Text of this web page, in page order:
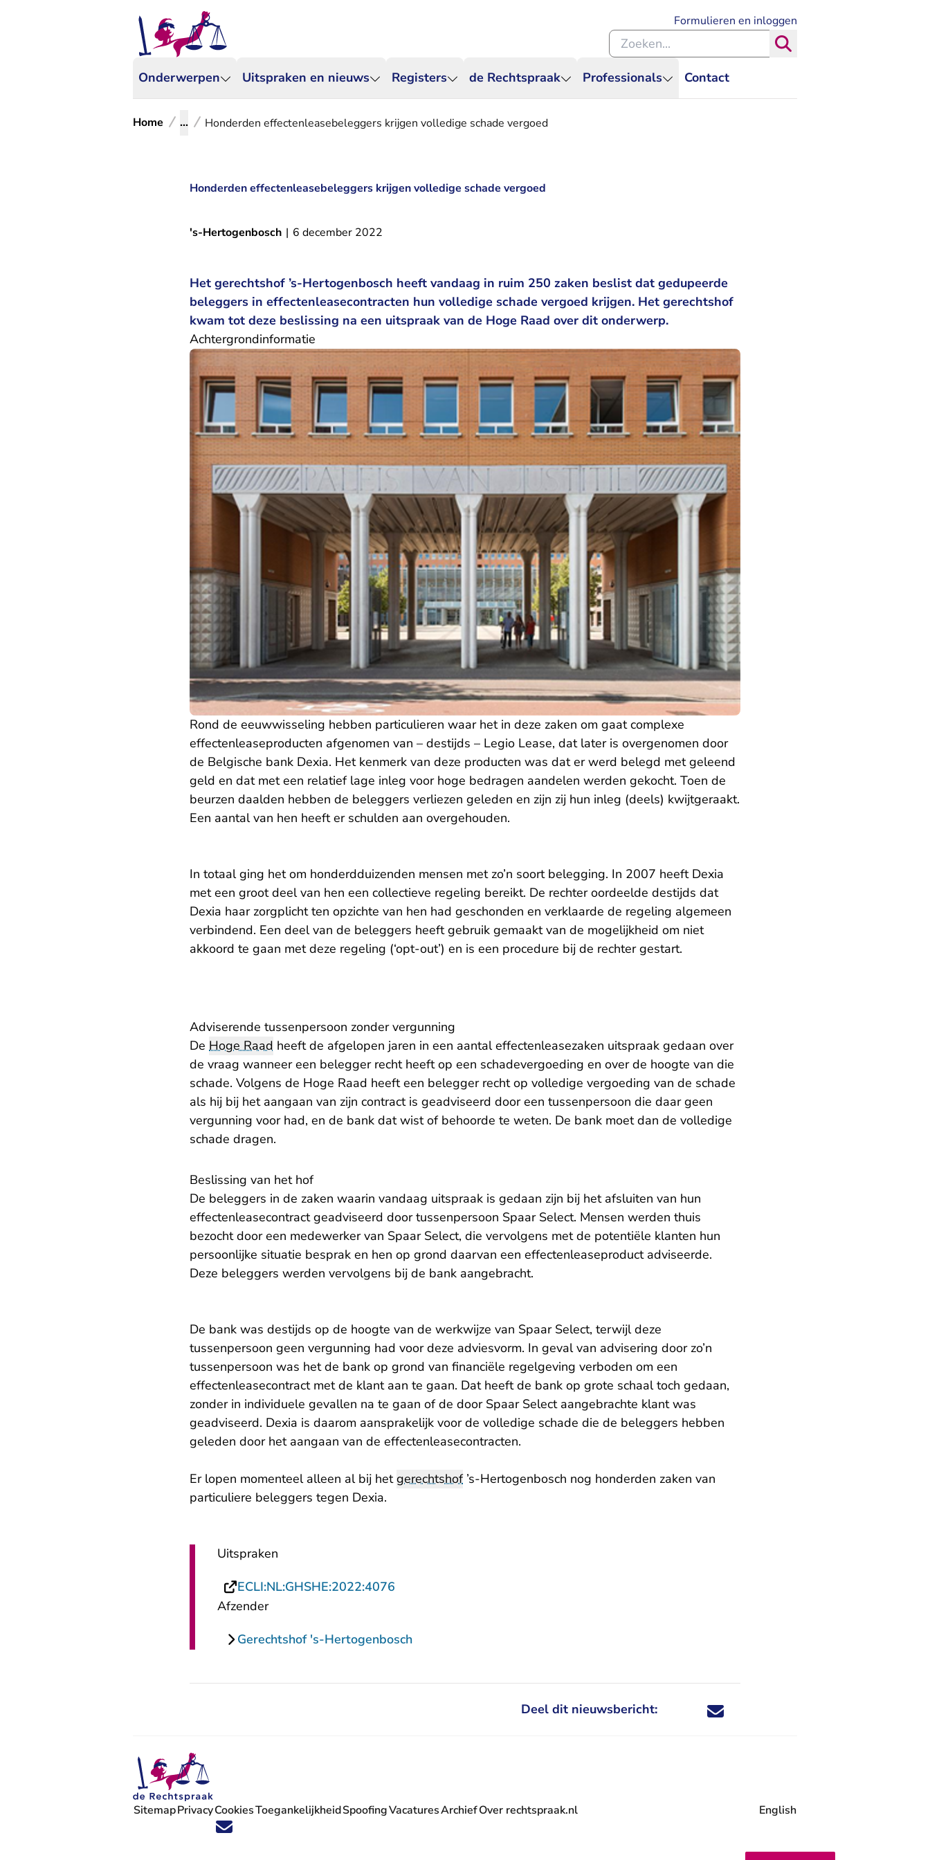
Onderwerpen Uitspraken en nieuws Registers de Rechtspraak Professionals Contact
Formulieren en inloggen
Zoeken binnen de Rechtspraak
Home ... Honderden effectenleasebeleggers krijgen volledige schade vergoed
Honderden effectenleasebeleggers krijgen volledige schade vergoed
's-Hertogenbosch | 6 december 2022
Het gerechtshof ’s-Hertogenbosch heeft vandaag in ruim 250 zaken beslist dat gedupeerde
beleggers in effectenleasecontracten hun volledige schade vergoed krijgen. Het gerechtshof
kwam tot deze beslissing na een uitspraak van de Hoge Raad over dit onderwerp.
Achtergrondinformatie
Rond de eeuwwisseling hebben particulieren waar het in deze zaken om gaat complexe
effectenleaseproducten afgenomen van – destijds – Legio Lease, dat later is overgenomen door
de Belgische bank Dexia. Het kenmerk van deze producten was dat er werd belegd met geleend
geld en dat met een relatief lage inleg voor hoge bedragen aandelen werden gekocht. Toen de
beurzen daalden hebben de beleggers verliezen geleden en zijn zij hun inleg (deels) kwijtgeraakt.
Een aantal van hen heeft er schulden aan overgehouden.
In totaal ging het om honderdduizenden mensen met zo’n soort belegging. In 2007 heeft Dexia
met een groot deel van hen een collectieve regeling bereikt. De rechter oordeelde destijds dat
Dexia haar zorgplicht ten opzichte van hen had geschonden en verklaarde de regeling algemeen
verbindend. Een deel van de beleggers heeft gebruik gemaakt van de mogelijkheid om niet
akkoord te gaan met deze regeling (‘opt-out’) en is een procedure bij de rechter gestart.
Adviserende tussenpersoon zonder vergunning
De Hoge Raad heeft de afgelopen jaren in een aantal effectenleasezaken uitspraak gedaan over
de vraag wanneer een belegger recht heeft op een schadevergoeding en over de hoogte van die
schade. Volgens de Hoge Raad heeft een belegger recht op volledige vergoeding van de schade
als hij bij het aangaan van zijn contract is geadviseerd door een tussenpersoon die daar geen
vergunning voor had, en de bank dat wist of behoorde te weten. De bank moet dan de volledige
schade dragen.
Beslissing van het hof
De beleggers in de zaken waarin vandaag uitspraak is gedaan zijn bij het afsluiten van hun
effectenleasecontract geadviseerd door tussenpersoon Spaar Select. Mensen werden thuis
bezocht door een medewerker van Spaar Select, die vervolgens met de potentiële klanten hun
persoonlijke situatie besprak en hen op grond daarvan een effectenleaseproduct adviseerde.
Deze beleggers werden vervolgens bij de bank aangebracht.
De bank was destijds op de hoogte van de werkwijze van Spaar Select, terwijl deze
tussenpersoon geen vergunning had voor deze adviesvorm. In geval van advisering door zo’n
tussenpersoon was het de bank op grond van financiële regelgeving verboden om een
effectenleasecontract met de klant aan te gaan. Dat heeft de bank op grote schaal toch gedaan,
zonder in individuele gevallen na te gaan of de door Spaar Select aangebrachte klant was
geadviseerd. Dexia is daarom aansprakelijk voor de volledige schade die de beleggers hebben
geleden door het aangaan van de effectenleasecontracten.
Er lopen momenteel alleen al bij hetgerechtshof’s-Hertogenbosch nog honderden zaken van
particuliere beleggers tegen Dexia.
Uitspraken
ECLI:NL:GHSHE:2022:4076
Afzender
Gerechtshof 's-Hertogenbosch
Deel dit nieuwsbericht: Deel dit nieuwsbericht via X - U verlaat
Deel dit nieuwsbericht via Facebook - U
Deel dit nieuwsbericht via e-mail
Deel dit nieuwsbericht via LinkedIn - U
Volg ons op X (Twitter) - U verlaat Rechtspraak.nl
Volg ons op Facebook - U verlaat Rechtspraak.nl
Volg ons op Instagram - U verlaat Rechtspraak.nl
Volg ons op Youtube - U verlaat Rechtspraak.nl
Volg ons op LinkedIn - U verlaat Rechtspraak.nl
'Blijf op de hoogte' nieuwsbrief - U verlaat Rechtspraak.nl
SitemapPrivacyCookiesToegankelijkheidSpoofingVacatures
- U verlaat Rechtspraak.nl
ArchiefOver rechtspraak.nl English